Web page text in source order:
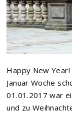
Happy New
Januar Woche
01.01.2017 war
und zu